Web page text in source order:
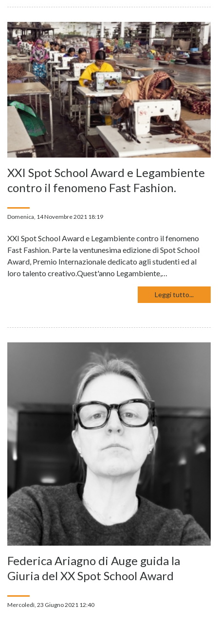
XXI Spot School Award e Legambiente
contro il fenomeno Fast Fashion.
Domenica, 14 Novembre 2021 18:19
XXI Spot School Award e Legambiente contro il fenomeno
Fast Fashion. Parte la ventunesima edizione di Spot School
Award, Premio Internazionale dedicato agli studenti ed al
loro talento creativo.Quest'anno Legambiente,…
Leggi tutto...
Federica Ariagno di Auge guida la
Giuria del XX Spot School Award
Mercoledì, 23 Giugno 2021 12:40